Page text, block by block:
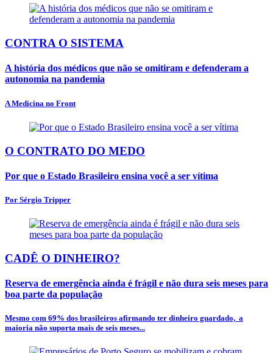
CONTRA O SISTEMA
A história dos médicos que não se omitiram e defenderam a
autonomia na pandemia
A Medicina no Front
O CONTRATO DO MEDO
Por que o Estado Brasileiro ensina você a ser vítima
Por Sérgio Tripper
CADÊ O DINHEIRO?
Reserva de emergência ainda é frágil e não dura seis meses para
boa parte da população
Mesmo com 69% dos brasileiros afirmando ter dinheiro guardado, a
maioria não suporta mais de seis meses...